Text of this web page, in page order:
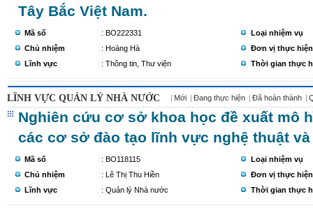
Tây Bắc Việt Nam.
Mã số
: BO222331
Chủ nhiệm
: Hoàng Hà
Lĩnh vực
: Thông tin, Thư viện
Loại nhiệm vụ
Đơn vị thực hiện
Thời gian thực
LĨNH VỰC QUẢN LÝ NHÀ NƯỚC Mới Đang thực hiện Đã hoàn thành
Nghiên cứu cơ sở khoa học đề xuất mô
các cơ sở đào tạo lĩnh vực nghệ thuật
Mã số
: BO118115
Chủ nhiệm
: Lê Thị Thu Hiền
Lĩnh vực
: Quản lý Nhà nước
Loại nhiệm vụ
Đơn vị thực hiện
Thời gian thực